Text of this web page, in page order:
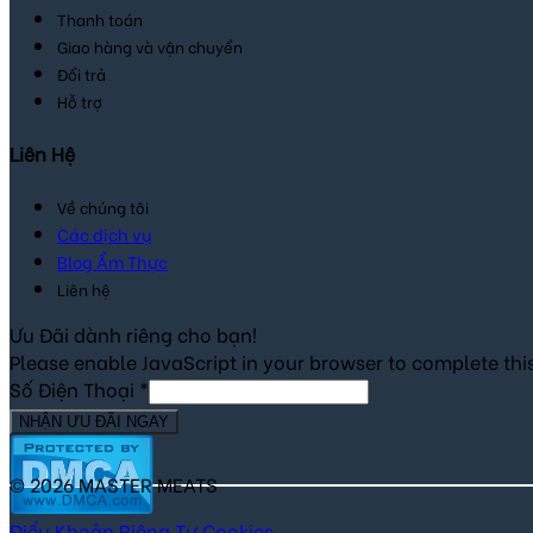
Thanh toán
Giao hàng và vận chuyển
Đổi trả
Hỗ trợ
Liên Hệ
Về chúng tôi
Các dịch vụ
Blog Ẩm Thực
Liên hệ
Ưu Đãi dành riêng cho bạn!
Please enable JavaScript in your browser to complete
Số Điện Thoại *
NHẬN ƯU ĐÃI NGAY
© 2026 MASTER MEATS